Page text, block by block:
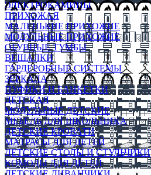
ЭЛЕКТРОКАМИНЫ
ПРИХОЖАЯ
МАЛЕНЬКИЕ ПРИХОЖИЕ
МОДУЛЬНЫЕ ПРИХОЖИЕ
ОБУВНЫЕ ТУМБЫ
ВЕШАЛКИ
ГАРДЕРОБНЫЕ СИСТЕМЫ
ЗЕРКАЛА
ПУФИКИ И БАНКЕТКИ
ДЕТСКАЯ
МОДУЛЬНЫЕ ДЕТСКИЕ
МЕБЕЛЬ ДЛЯ ШКОЛЬНИКА
ДЕТСКИЕ КРОВАТИ
МАТРАСЫ ДЛЯ ДЕТЕЙ
ДЕТСКИЕ СТОЛЫ И СТУЛЬЧИКИ
КОМОДЫ ДЛЯ ДЕТЕЙ